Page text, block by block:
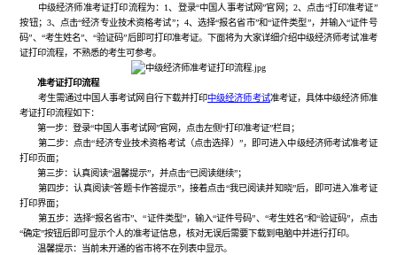
中级经济师准考证打印流程为：1、登录“中国人事考试网”官网；2、点击“打印准考证”
按钮；3、点击“经济专业技术资格考试”；4、选择“报名省市”和“证件类型”，并输入“证件号
码”、“考生姓名”、“验证码”后即可打印准考证。下面将为大家详细介绍中级经济师考试准考
证打印流程，不熟悉的考生可参考。
准考证打印流程
考生需通过中国人事考试网自行下载并打印中级经济师考试准考证，具体中级经济师准
考证打印流程如下：
第一步：登录“中国人事考试网”官网，点击左侧“打印准考证”栏目；
第二步：点击“经济专业技术资格考试（点击选择）”，即可进入中级经济师考试准考证
打印页面；
第三步：认真阅读“温馨提示”，并点击“已阅读继续”；
第四步：认真阅读“答题卡作答提示”，接着点击“我已阅读并知晓”后，即可进入准考证
打印界面；
第五步：选择“报名省市”、“证件类型”，输入“证件号码”、“考生姓名”和“验证码”，点击
“确定”按钮后即可显示个人的准考证信息，核对无误后需要下载到电脑中并进行打印。
温馨提示：当前未开通的省市将不在列表中显示。